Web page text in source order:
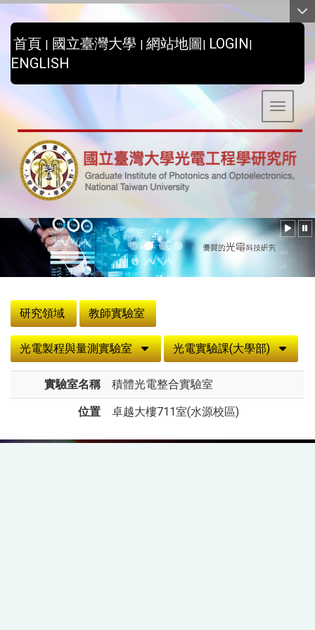
首頁 | 國立臺灣大學 | 網站地圖| LOGIN|
ENGLISH
Toggle
研究領域
教師實驗室
光電製程與量測實驗室 光電實驗課(大學部)
實驗室名稱 積體光電整合實驗室
位置 卓越大樓711室(水源校區)